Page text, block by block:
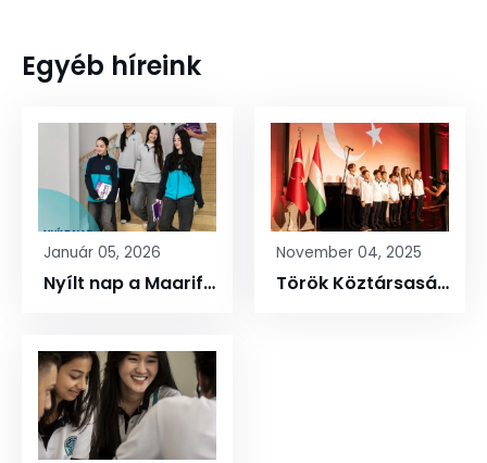
Egyéb híreink
Január 05, 2026
Nyílt nap a Maarifban
November 04, 2025
Török Köztársaság 102. évfordulója